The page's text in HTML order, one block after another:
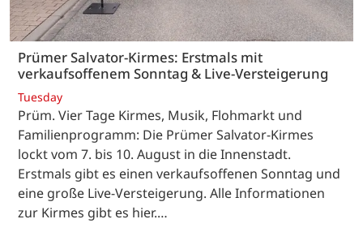
Prümer Salvator-Kirmes: Erstmals mit
verkaufsoffenem Sonntag & Live-Versteigerung
Tuesday
Prüm. Vier Tage Kirmes, Musik, Flohmarkt und
Familienprogramm: Die Prümer Salvator-Kirmes
lockt vom 7. bis 10. August in die Innenstadt.
Erstmals gibt es einen verkaufsoffenen Sonntag und
eine große Live-Versteigerung. Alle Informationen
zur Kirmes gibt es hier.…